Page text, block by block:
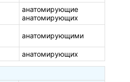
анатомирующие
анатомирующих
анатомирующими
анатомирующих